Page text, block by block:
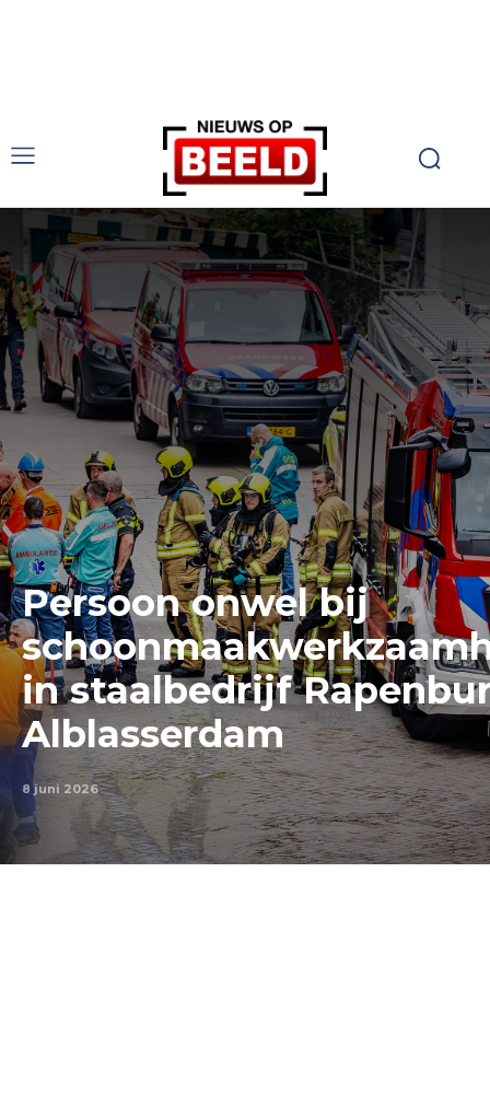
Persoon onwel bij
in staalbedrijf
Alblasserdam
8 juni 2026